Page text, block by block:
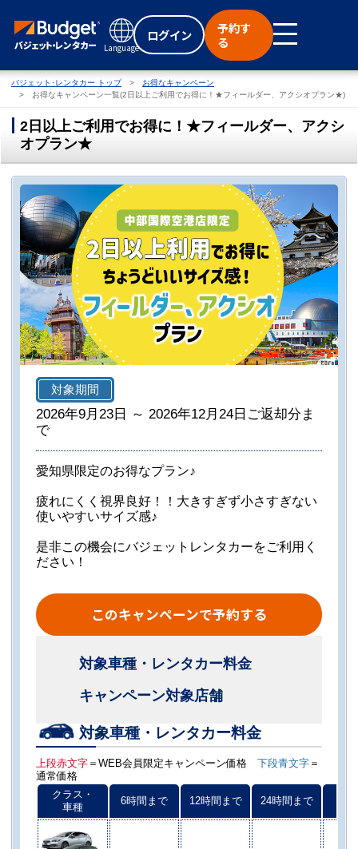
Language
ログイン
予約す
る
バジェット･レンタカー トップ
お得なキャンペーン
お得なキャンペーン一覧(2日以上ご利用でお得に！★フィールダー、アクシオプラン★)
2日以上ご利用でお得に！★フィールダー、アクシ
オプラン★
対象期間
2026年9月23日 ～ 2026年12月24日ご返却分ま
で
愛知県限定のお得なプラン♪
疲れにくく視界良好！！大きすぎず小さすぎない
使いやすいサイズ感♪
是非この機会にバジェットレンタカーをご利用く
ださい！
このキャンペーンで予約する
対象車種・レンタカー料金
キャンペーン対象店舗
対象車種・レンタカー料金
上段赤文字 ＝WEB会員限定キャンペーン価格 下段青文字 ＝
通常価格
クラス・
車種
6時間まで 12時間まで 24時間まで